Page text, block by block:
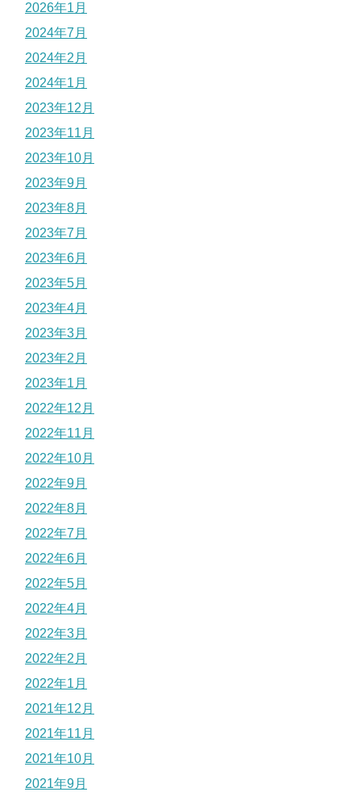
2026年1月
2024年7月
2024年2月
2024年1月
2023年12月
2023年11月
2023年10月
2023年9月
2023年8月
2023年7月
2023年6月
2023年5月
2023年4月
2023年3月
2023年2月
2023年1月
2022年12月
2022年11月
2022年10月
2022年9月
2022年8月
2022年7月
2022年6月
2022年5月
2022年4月
2022年3月
2022年2月
2022年1月
2021年12月
2021年11月
2021年10月
2021年9月